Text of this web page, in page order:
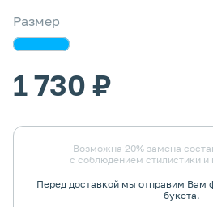
Размер
1 730 ₽
Возможна 20% замена
с соблюдением стилистики
Перед доставкой мы отправим Вам
букета.